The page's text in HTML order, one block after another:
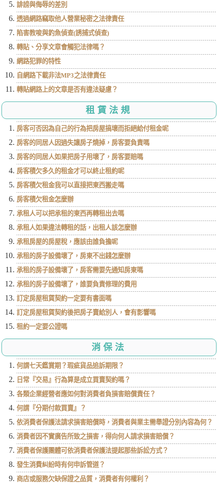
誹謗與侮辱的差別
透過網路竊取他人營業秘密之法律責任
陷害教唆與釣魚偵查(誘捕式偵查)
轉貼、分享文章會觸犯法律嗎？
網路犯罪的特性
自網路下載非法MP3之法律責任
轉貼網路上的文章是否有違法疑慮？
租賃法規
房客可否因為自己的行為把房屋搞壞而拒絕給付租金呢
房客的同居人因過失讓房子燒掉，房客要負責嗎
房客的同居人如果把房子用壞了，房客要賠嗎
房客積欠多久的租金才可以終止租約呢
房客積欠租金我可以直接把東西搬走嗎
房客積欠租金怎麼辦
承租人可以把承租的東西再轉租出去嗎
承租人如果違法轉租的話，出租人該怎麼辦
承租房屋的房屋稅，應該由誰負擔呢
承租的房子設備壞了，房東不出錢怎麼辦
承租的房子設備壞了，房客需要先通知房東嗎
承租的房子設備壞了，誰要負責修理的費用
訂定房屋租賃契約一定要有書面嗎
訂定房屋租賃契約後把房子賣給別人，會有影響嗎
租約一定要公證嗎
消保法
何謂七天鑑賞期？瑕疵貨品追訴期限？
日常『交易』行為算是成立買賣契約嗎？
各類企業經營者應如何對消費者負損害賠償責任？
何謂『分期付款買賣』？
依消費者保護法請求損害賠償時，消費者與業主需舉證分別內容為何？
消費者因不實廣告所致之損害，得向何人請求損害賠償？
消費者保護團體可依消費者保護法提起那些訴訟方式？
發生消費糾紛時有何申訴管道？
商店或服務欠缺保證之品質，消費者有何權利？